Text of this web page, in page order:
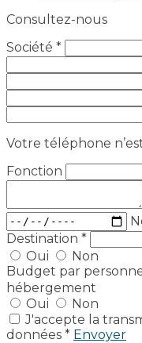
Consultez-nous
Société *
Votre téléphone
Fonction
Destination *
Oui
Non
Budget par
hébergement
Oui
Non
J'accepte la
données * Envoyer